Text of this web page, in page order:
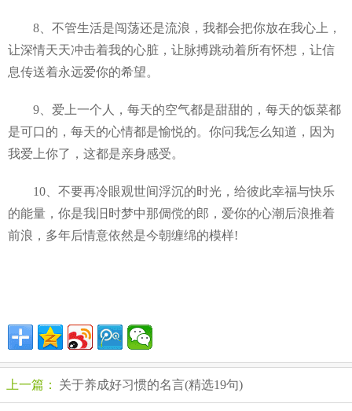
8、不管生活是闯荡还是流浪，我都会把你放在我心上，
让深情天天冲击着我的心脏，让脉搏跳动着所有怀想，让信
息传送着永远爱你的希望。
9、爱上一个人，每天的空气都是甜甜的，每天的饭菜都
是可口的，每天的心情都是愉悦的。你问我怎么知道，因为
我爱上你了，这都是亲身感受。
10、不要再冷眼观世间浮沉的时光，给彼此幸福与快乐
的能量，你是我旧时梦中那倜傥的郎，爱你的心潮后浪推着
前浪，多年后情意依然是今朝缠绵的模样!
上一篇： 关于养成好习惯的名言(精选19句)